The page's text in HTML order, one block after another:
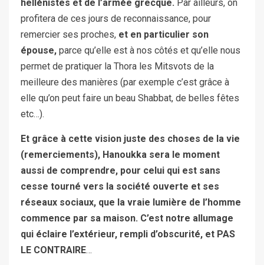
hellénistes et de l’armée grecque. Par ailleurs, on
profitera de ces jours de reconnaissance, pour
remercier ses proches, et en particulier son
épouse, parce qu’elle est à nos côtés et qu’elle nous
permet de pratiquer la Thora les Mitsvots de la
meilleure des manières (par exemple c’est grâce à
elle qu’on peut faire un beau Shabbat, de belles fêtes
etc…).
Et grâce à cette vision juste des choses de la vie
(remerciements), Hanoukka sera le moment
aussi de comprendre, pour celui qui est sans
cesse tourné vers la société ouverte et ses
réseaux sociaux, que la vraie lumière de l’homme
commence par sa maison. C’est notre allumage
qui éclaire l’extérieur, rempli d’obscurité, et PAS
LE CONTRAIRE…